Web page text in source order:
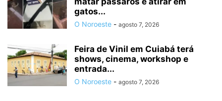
gatos...
O Noroeste - agosto 7, 2026
Feira de Vinil em Cuiabá terá
shows, cinema, workshop e
entrada...
O Noroeste - agosto 7, 2026